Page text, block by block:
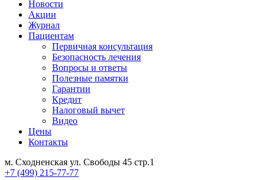
Новости
Акции
Журнал
Пациентам
Первичная консультация
Безопасность лечения
Вопросы и ответы
Полезные памятки
Гарантии
Кредит
Налоговый вычет
Видео
Цены
Контакты
м. Сходненская ул. Свободы 45 стр.1
+7 (499) 215-77-77